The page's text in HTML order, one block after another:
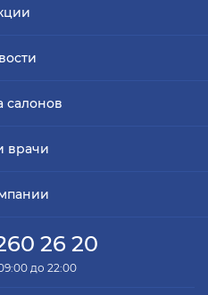
салонов
врачи
26 20
до 22:00